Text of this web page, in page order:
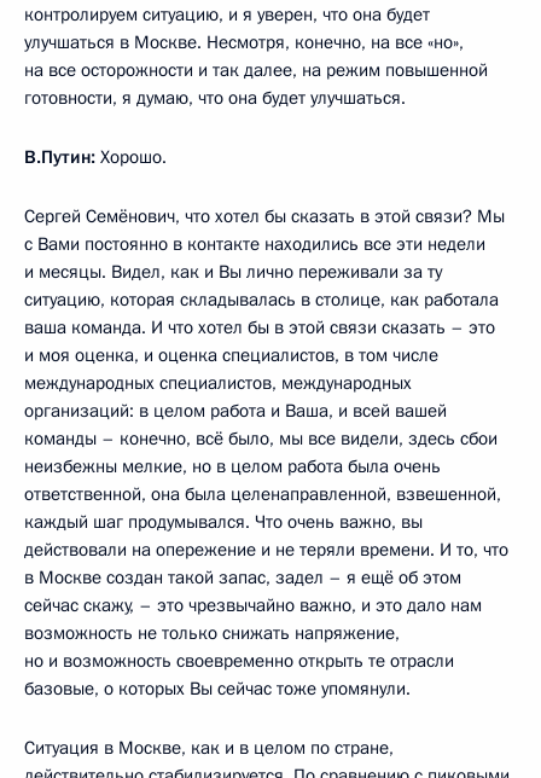
контролируем ситуацию, и я уверен, что она будет
улучшаться в Москве. Несмотря, конечно, на все «но»,
на все осторожности и так далее, на режим повышенной
готовности, я думаю, что она будет улучшаться.
В.Путин: Хорошо.
Сергей Семёнович, что хотел бы сказать в этой связи? Мы
с Вами постоянно в контакте находились все эти недели
и месяцы. Видел, как и Вы лично переживали за ту
ситуацию, которая складывалась в столице, как работала
ваша команда. И что хотел бы в этой связи сказать – это
и моя оценка, и оценка специалистов, в том числе
международных специалистов, международных
организаций: в целом работа и Ваша, и всей вашей
команды – конечно, всё было, мы все видели, здесь сбои
неизбежны мелкие, но в целом работа была очень
ответственной, она была целенаправленной, взвешенной,
каждый шаг продумывался. Что очень важно, вы
действовали на опережение и не теряли времени. И то, что
в Москве создан такой запас, задел – я ещё об этом
сейчас скажу, – это чрезвычайно важно, и это дало нам
возможность не только снижать напряжение,
но и возможность своевременно открыть те отрасли
базовые, о которых Вы сейчас тоже упомянули.
Ситуация в Москве, как и в целом по стране,